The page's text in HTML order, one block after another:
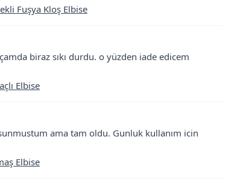
Fuşya Kloş Elbise
biraz sıkı durdu. o yüzden iade edicem
Elbise
ama tam oldu. Gunluk kullanım icin
Elbise